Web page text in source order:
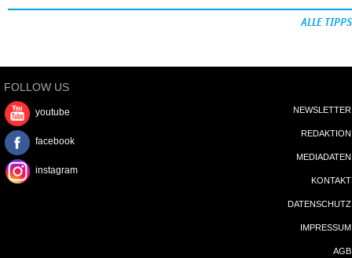
ALLE TIPPS
FOLLOW US
youtube
facebook
instagram
NEWSLETTER
REDAKTION
MEDIADATEN
KONTAKT
DATENSCHUTZ
IMPRESSUM
AGB